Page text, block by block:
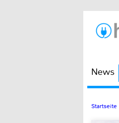
News
Startseite